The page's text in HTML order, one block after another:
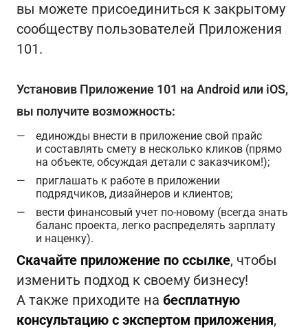
вы можете присоединиться к закрытому
сообществу пользователей Приложения
101.
Установив Приложение 101 на Android или iOS,
вы получите возможность:
единожды внести в приложение свой прайс
и составлять смету в несколько кликов (прямо
на объекте, обсуждая детали с заказчиком!);
приглашать к работе в приложении
подрядчиков, дизайнеров и клиентов;
вести финансовый учет по-новому (всегда знать
баланс проекта, легко распределять зарплату
и наценку).
Скачайте приложение по ссылке, чтобы
изменить подход к своему бизнесу!
А также приходите на бесплатную
консультацию с экспертом приложения,